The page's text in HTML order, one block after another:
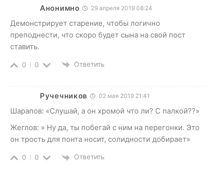
Анонимно 29 апреля 2019 08:24
Демонстрирует старение, чтобы логично
преподнести, что скоро будет сына на свой пост
ставить.
0 0 Ответить
Ручечников 02 мая 2019 21:41
Шарапов: «Слушай, а он хромой что ли? С палкой??»
Жеглов: » Ну да, ты побегай с ним на перегонки. Это
он трость для понта носит, солидности добирает»
0 0 Ответить